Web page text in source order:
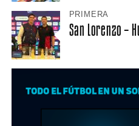
PRIMERA
San Lorenzo –